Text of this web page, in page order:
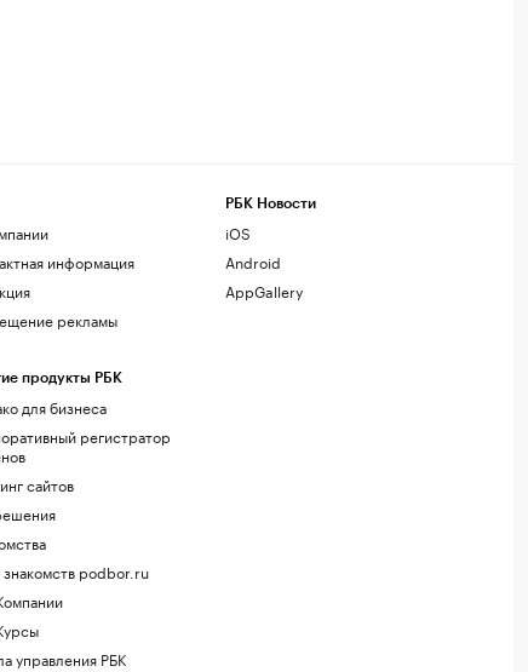
информация
рекламы
продукты РБК
для бизнеса
регистратор
сайтов
podbor.ru
управления РБК
РБК Новости
iOS
Android
AppGallery